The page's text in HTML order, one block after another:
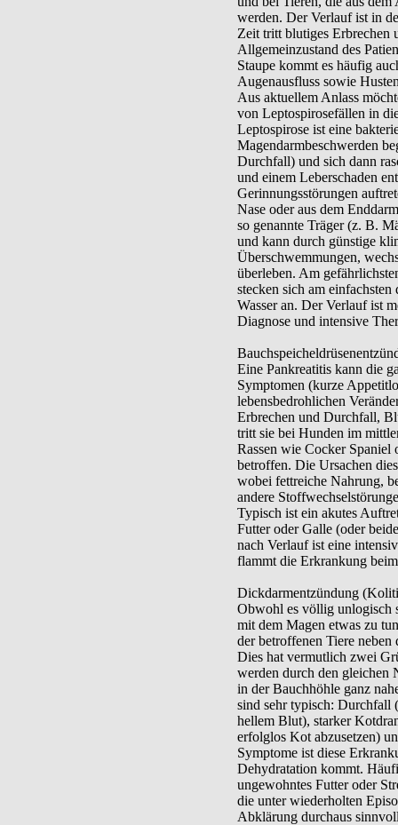
werden. Der Verlauf ist in
Zeit tritt blutiges Erbrechen
Allgemeinzustand des
Staupe kommt es häufig
Augenausfluss sowie
Aus aktuellem Anlass
von Leptospirosefällen in
Leptospirose ist eine
Magendarmbeschwerden
Durchfall) und sich dann
und einem Leberschaden
Gerinnungsstörungen
Nase oder aus dem
so genannte Träger (z. B.
und kann durch günstige
Überschwemmungen,
überleben. Am
stecken sich am
Wasser an. Der Verlauf ist
Diagnose und intensive
Eine Pankreatitis kann die
Symptomen (kurze
lebensbedrohlichen
Erbrechen und Durchfall,
tritt sie bei Hunden im
Rassen wie Cocker Spaniel
betroffen. Die Ursachen
wobei fettreiche Nahrung,
andere
Typisch ist ein akutes
Futter oder Galle (oder
nach Verlauf ist eine
flammt die Erkrankung
Dickdarmentzündung
Obwohl es völlig unlogisch
mit dem Magen etwas zu
der betroffenen Tiere
Dies hat vermutlich zwei
werden durch den gleichen
in der Bauchhöhle ganz
sind sehr typisch: Durchfall
hellem Blut), starker
erfolglos Kot abzusetzen)
Symptome ist diese
Dehydratation kommt.
ungewohntes Futter oder
die unter wiederholten
Abklärung durchaus